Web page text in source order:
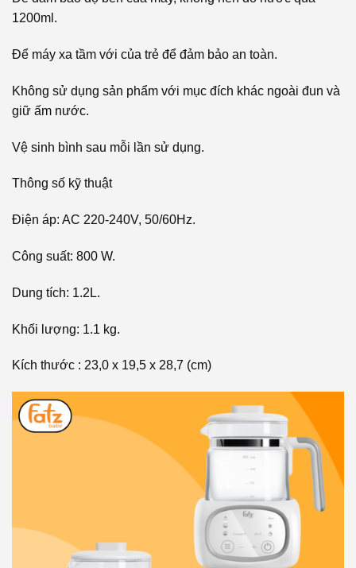
1200ml.
Để máy xa tầm với của trẻ để đảm bảo an toàn.
Không sử dụng sản phẩm với mục đích khác ngoài đun và
giữ ấm nước.
Vệ sinh bình sau mỗi lần sử dụng.
Thông số kỹ thuật
Điện áp: AC 220-240V, 50/60Hz.
Công suất: 800 W.
Dung tích: 1.2L.
Khối lượng: 1.1 kg.
Kích thước : 23,0 x 19,5 x 28,7 (cm)